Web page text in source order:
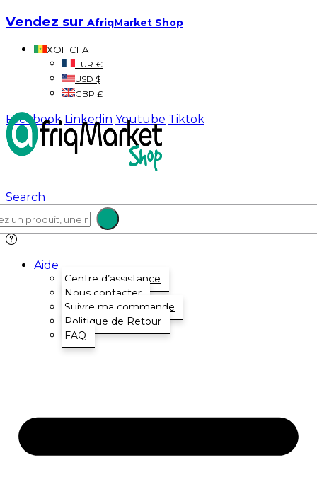
Vendez sur AfriqMarket Shop
XOF CFA
EUR €
USD $
GBP £
Facebook Linkedin Youtube Tiktok
Search
Aide
Centre d’assistance
Nous contacter
Suivre ma commande
Politique de Retour
FAQ